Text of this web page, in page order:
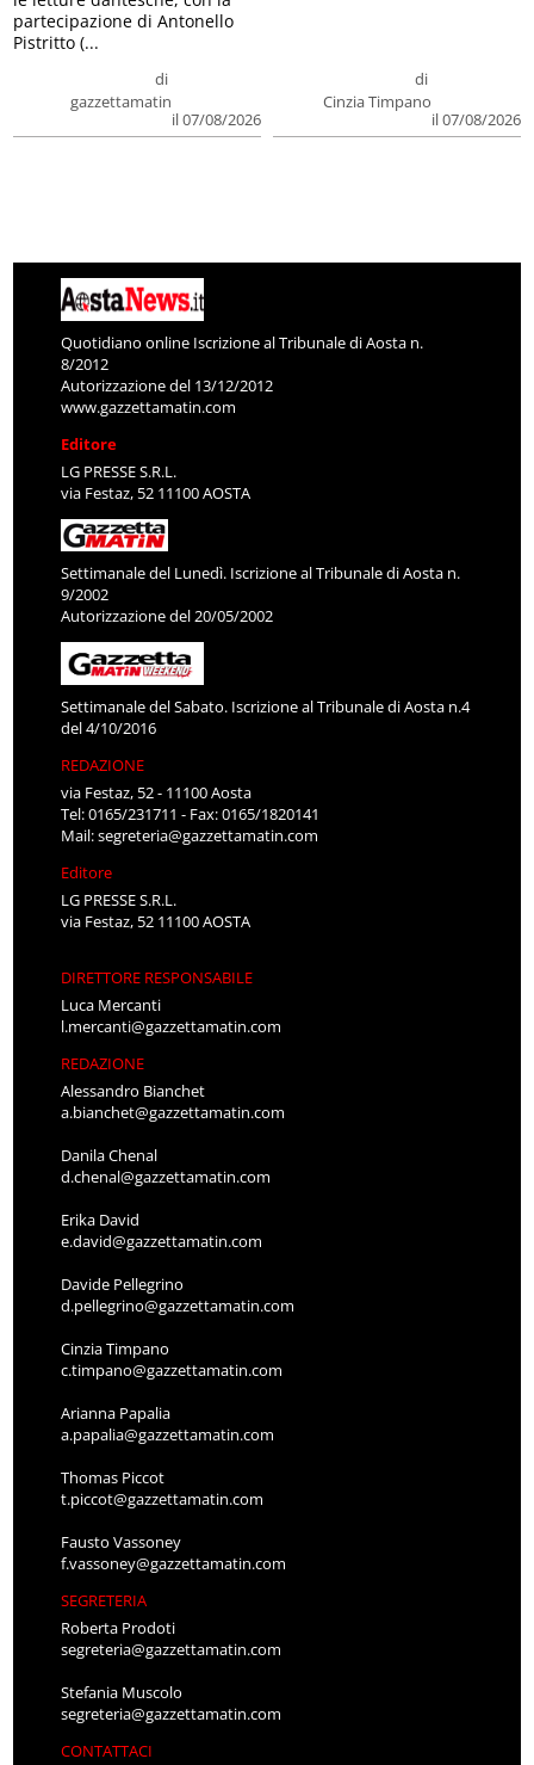
di
gazzettamatin
il 07/08/2026
partecipazione di Antonello
Pistritto (...
di
Cinzia Timpano
il 07/08/2026
Quotidiano online Iscrizione al Tribunale di Aosta n.
8/2012
Autorizzazione del 13/12/2012
www.gazzettamatin.com
Editore
LG PRESSE S.R.L.
via Festaz, 52 11100 AOSTA
Settimanale del Lunedì. Iscrizione al Tribunale di Aosta n.
9/2002
Autorizzazione del 20/05/2002
Settimanale del Sabato. Iscrizione al Tribunale di Aosta n.4
del 4/10/2016
REDAZIONE
via Festaz, 52 - 11100 Aosta
Tel: 0165/231711 - Fax: 0165/1820141
Mail:segreteria@gazzettamatin.com
Editore
LG PRESSE S.R.L.
via Festaz, 52 11100 AOSTA
DIRETTORE RESPONSABILE
Luca Mercanti
l.mercanti@gazzettamatin.com
REDAZIONE
Alessandro Bianchet
a.bianchet@gazzettamatin.com
Danila Chenal
d.chenal@gazzettamatin.com
Erika David
e.david@gazzettamatin.com
Davide Pellegrino
d.pellegrino@gazzettamatin.com
Cinzia Timpano
c.timpano@gazzettamatin.com
Arianna Papalia
a.papalia@gazzettamatin.com
Thomas Piccot
t.piccot@gazzettamatin.com
Fausto Vassoney
f.vassoney@gazzettamatin.com
SEGRETERIA
Roberta Prodoti
segreteria@gazzettamatin.com
Stefania Muscolo
segreteria@gazzettamatin.com
CONTATTACI